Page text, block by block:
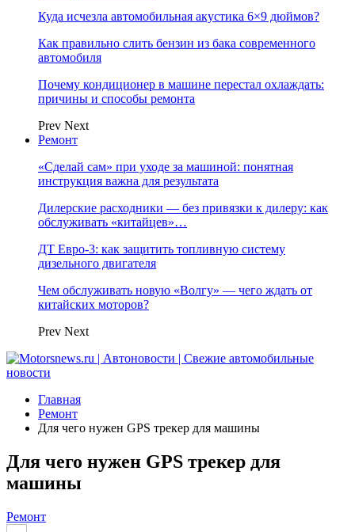
Куда исчезла автомобильная акустика 6×9 дюймов?
Как правильно слить бензин из бака современного
автомобиля
Почему кондиционер в машине перестал охлаждать:
причины и способы ремонта
Prev Next
Ремонт
«Сделай сам» при уходе за машиной: понятная
инструкция важна для результата
Дилерские расходники — без привязки к дилеру: как
обслуживать «китайцев»…
ДТ Евро-3: как защитить топливную систему
дизельного двигателя
Чем обслуживать новую «Волгу» — чего ждать от
китайских моторов?
Prev Next
Главная
Ремонт
Для чего нужен GPS трекер для машины
Для чего нужен GPS трекер для
машины
Ремонт